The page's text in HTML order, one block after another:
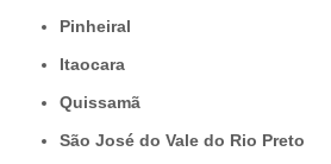
Pinheiral
Itaocara
Quissamã
São José do Vale do Rio Preto